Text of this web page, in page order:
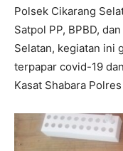
Polsek Cikarang
Satpol PP, BPBD,
Selatan, kegiatan ini
terpapar covid-19
Kasat Shabara